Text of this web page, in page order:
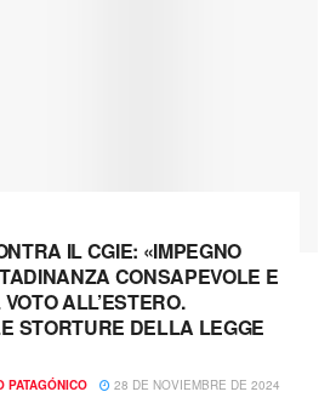
IL CGIE: «IMPEGNO
CONSAPEVOLE E
ALL’ESTERO.
STORTURE DELLA LEGGE
PATAGÓNICO 28 DE NOVIEMBRE DE 2024